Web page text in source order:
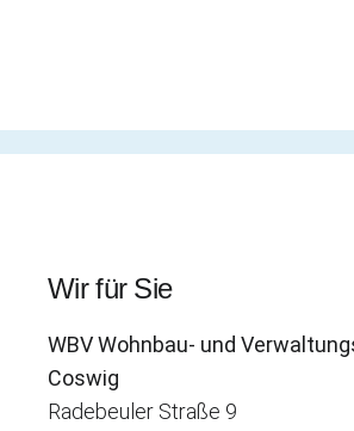
Wir für Sie
WBVWohnbau- und
Coswig
Radebeuler Straße 9